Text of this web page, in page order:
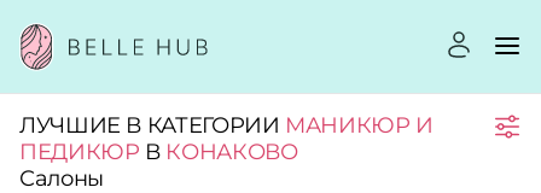
Город:
ЛУЧШИЕ В КАТЕГОРИИ МАНИКЮР И
ПЕДИКЮР В КОНАКОВО
Салоны